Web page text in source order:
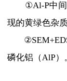
①Al-P中
现的黄绿色杂
磷化铝（AlP）